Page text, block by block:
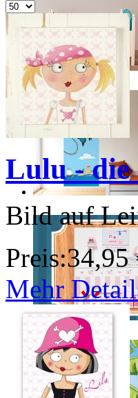
Lulu - die
Bild auf
Preis:34,95
Mehr